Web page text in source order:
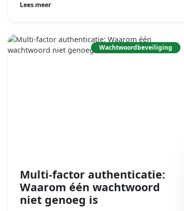
Lees meer
Wachtwoordbeveiliging
Multi-factor authenticatie:
Waarom één wachtwoord
niet genoeg is